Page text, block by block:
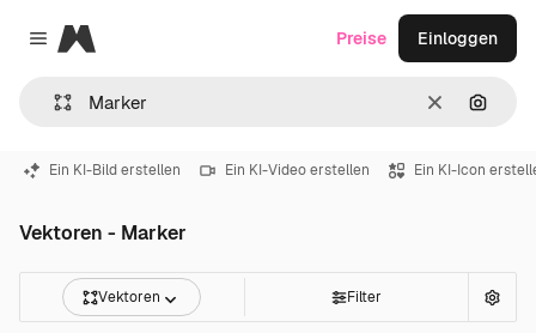
Close menu
Magnific
LöschenNach
Preise Einloggen
Ein KI-Bild erstellen Ein KI-Video erstellen Ein KI-Icon
Vektoren - Marker
Vektoren Filter